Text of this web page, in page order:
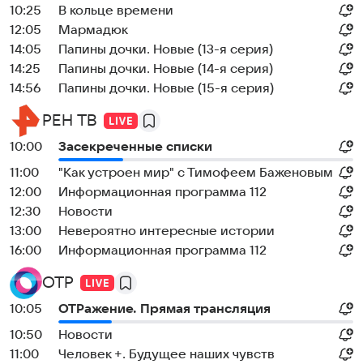
10:25
В кольце времени
12:05
Мармадюк
14:05
Папины дочки. Новые (13-я серия)
14:25
Папины дочки. Новые (14-я серия)
14:56
Папины дочки. Новые (15-я серия)
РЕН ТВ
10:00
Заcекрeченные списки
11:00
"Как устроен мир" с Тимофеем Баженовым
12:00
Информационная программа 112
12:30
Новости
13:00
Невероятно интересные истории
16:00
Информационная программа 112
ОТР
10:05
ОТРажение. Прямая трансляция
10:50
Новости
11:00
Человек +. Будущее наших чувств